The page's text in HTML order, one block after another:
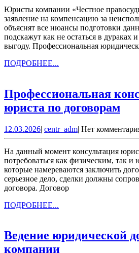
Юристы компании «Честное правосудие» помогут составить
заявление на компенсацию за
объяснят все нюансы подготовки
подскажут как не остаться в
выгоду. Профессиональная
ПОДРОБНЕЕ...
Профессиональная
юриста по договорам
по
12.03.202612.03.2026
| centr_admcentr_adm
| Нет
На данный момент консультация юриста по договорам может
потребоваться как физическим, так
которые намереваются заключить
серьезное дело, сделки должны
договора. Договор
ПОДРОБНЕЕ...
Ведение юридической
компанииВедение